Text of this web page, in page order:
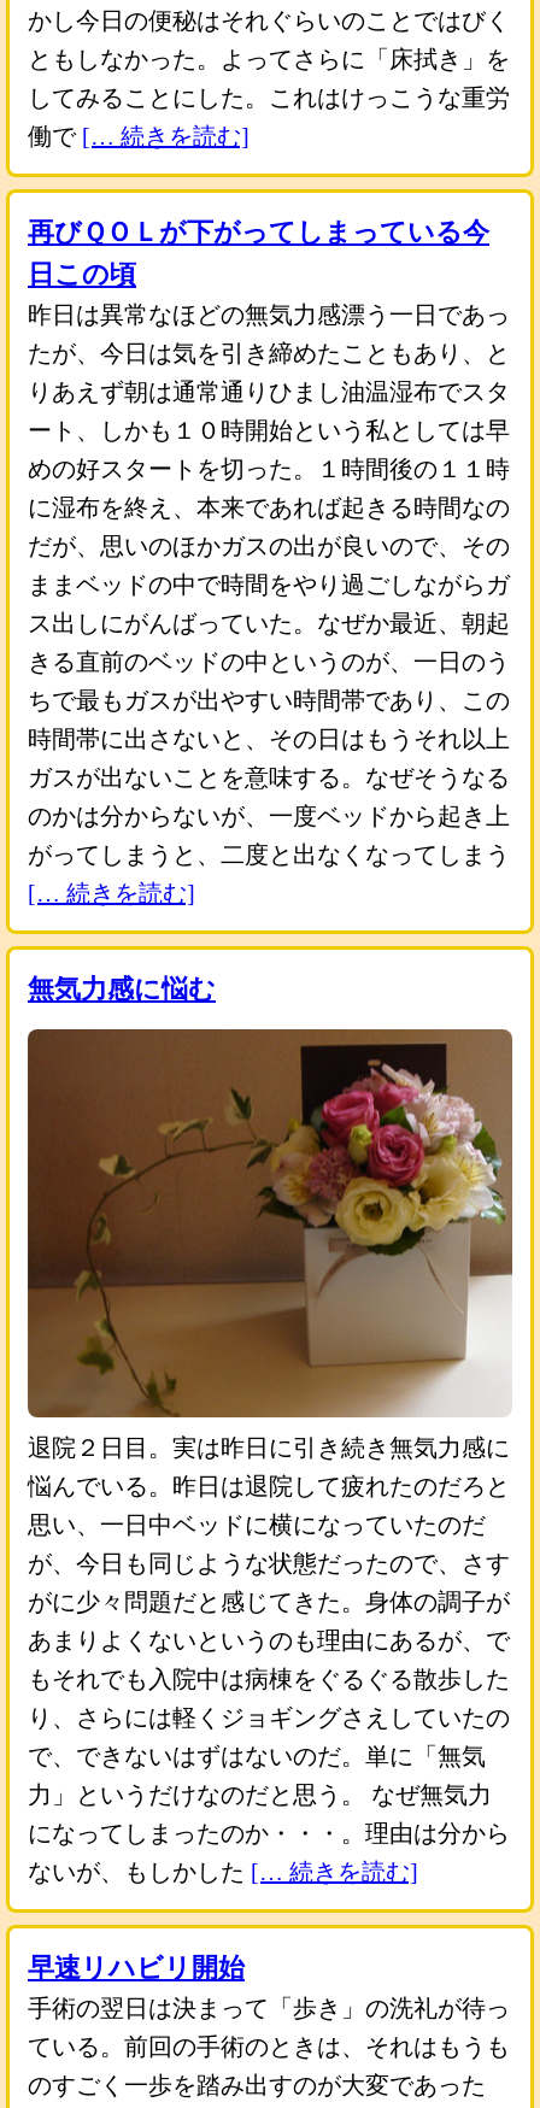
かし今日の便秘はそれぐらいのことではびく
ともしなかった。よってさらに「床拭き」を
してみることにした。これはけっこうな重労
働で [… 続きを読む]
再びＱＯＬが下がってしまっている今
日この頃
昨日は異常なほどの無気力感漂う一日であっ
たが、今日は気を引き締めたこともあり、と
りあえず朝は通常通りひまし油温湿布でスタ
ート、しかも１０時開始という私としては早
めの好スタートを切った。１時間後の１１時
に湿布を終え、本来であれば起きる時間なの
だが、思いのほかガスの出が良いので、その
ままベッドの中で時間をやり過ごしながらガ
ス出しにがんばっていた。なぜか最近、朝起
きる直前のベッドの中というのが、一日のう
ちで最もガスが出やすい時間帯であり、この
時間帯に出さないと、その日はもうそれ以上
ガスが出ないことを意味する。なぜそうなる
のかは分からないが、一度ベッドから起き上
がってしまうと、二度と出なくなってしまう
[… 続きを読む]
無気力感に悩む
退院２日目。実は昨日に引き続き無気力感に
悩んでいる。昨日は退院して疲れたのだろと
思い、一日中ベッドに横になっていたのだ
が、今日も同じような状態だったので、さす
がに少々問題だと感じてきた。身体の調子が
あまりよくないというのも理由にあるが、で
もそれでも入院中は病棟をぐるぐる散歩した
り、さらには軽くジョギングさえしていたの
で、できないはずはないのだ。単に「無気
力」というだけなのだと思う。 なぜ無気力
になってしまったのか・・・。理由は分から
ないが、もしかした [… 続きを読む]
早速リハビリ開始
手術の翌日は決まって「歩き」の洗礼が待っ
ている。前回の手術のときは、それはもうも
のすごく一歩を踏み出すのが大変であった